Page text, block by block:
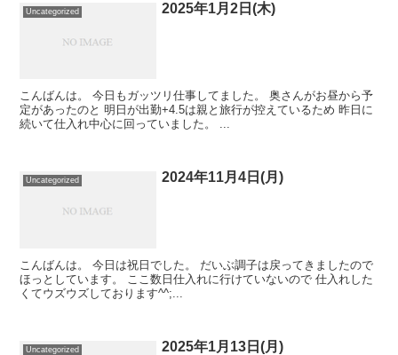
Uncategorized 2025年1月2日(木)
こんばんは。 今日もガッツリ仕事してました。 奥さんがお昼から予
定があったのと 明日が出勤+4.5は親と旅行が控えているため 昨日に
続いて仕入れ中心に回っていました。 ...
Uncategorized 2024年11月4日(月)
こんばんは。 今日は祝日でした。 だいぶ調子は戻ってきましたので
ほっとしています。 ここ数日仕入れに行けていないので 仕入れした
くてウズウズしております^^;...
Uncategorized 2025年1月13日(月)